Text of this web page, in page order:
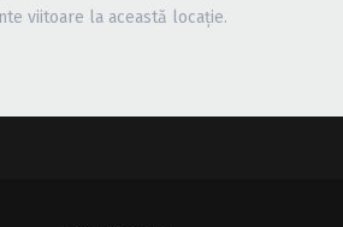
viitoare la această locație.